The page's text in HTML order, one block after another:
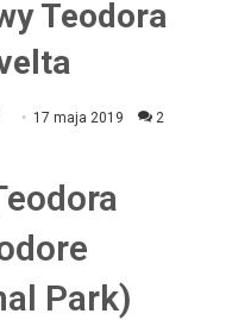
Teodora
17 maja 2019 2
Park)